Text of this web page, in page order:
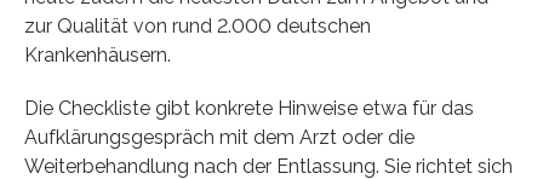
zur Qualität von rund 2.000 deutschen
Krankenhäusern.
Die Checkliste gibt konkrete Hinweise etwa für das
Aufklärungsgespräch mit dem Arzt oder die
Weiterbehandlung nach der Entlassung. Sie richtet sich